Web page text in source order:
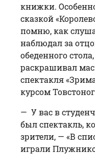
книжки.
сказкой
помню, как
наблюдал за
обеденного
раскрашивал
спектакля
курсом
— У вас в
был спектакль,
зрители, — «В
играли